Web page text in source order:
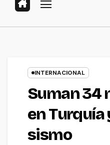
INTERNACIONAL
Suman 34
en Turquía
sismo